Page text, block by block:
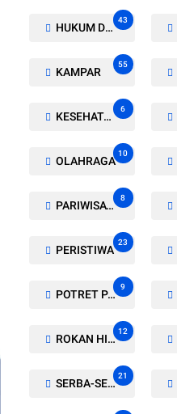
HUKUM DAN KRIMINAL
43
KAMPAR
55
KESEHATAN
6
OLAHRAGA
10
PARIWISATA
8
PERISTIWA
23
POTRET PARLEMEN
9
ROKAN HILIR
12
SERBA-SERBI
21